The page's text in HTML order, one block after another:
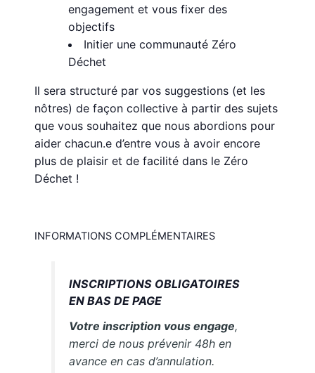
engagement et vous fixer des
objectifs
Initier une communauté Zéro
Déchet
Il sera structuré par vos suggestions (et les
nôtres) de façon collective à partir des sujets
que vous souhaitez que nous abordions pour
aider chacun.e d’entre vous à avoir encore
plus de plaisir et de facilité dans le Zéro
Déchet !
INFORMATIONS COMPLÉMENTAIRES
INSCRIPTIONS OBLIGATOIRES
EN BAS DE PAGE
Votre inscription vous engage,
merci de nous prévenir 48h en
avance en cas d’annulation.